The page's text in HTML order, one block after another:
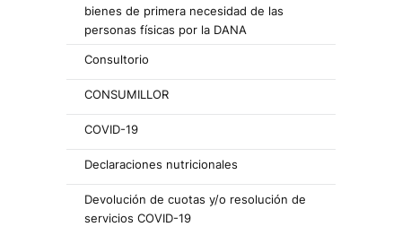
bienes de primera necesidad de las
personas físicas por la DANA
Consultorio
CONSUMILLOR
COVID-19
Declaraciones nutricionales
Devolución de cuotas y/o resolución de
servicios COVID-19